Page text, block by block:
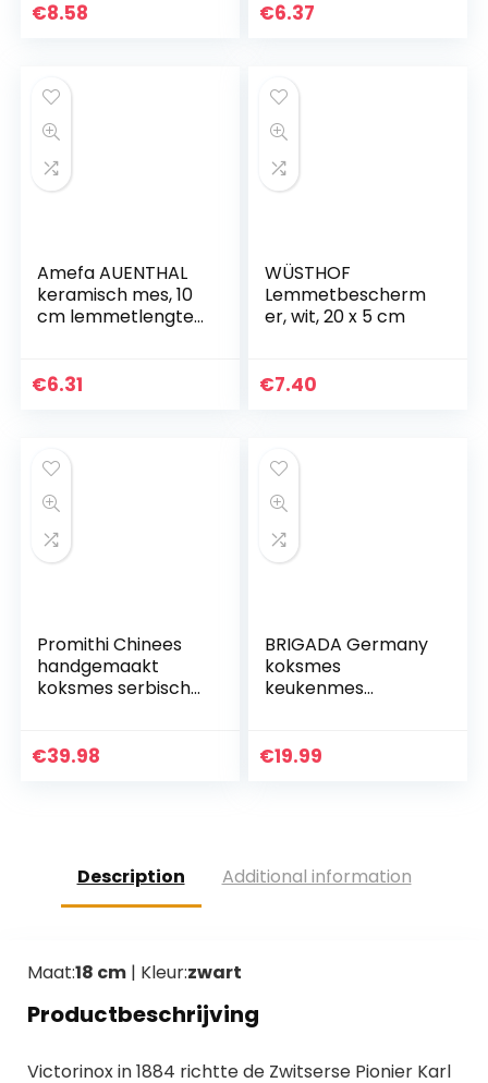
€8.58 €6.37
Amefa AUENTHAL
keramisch mes, 10
cm lemmetlengte,
scherp,
€6.31
WÜSTHOF
Lemmetbescherm
er, wit, 20 x 5 cm
€7.40
Promithi Chinees
handgemaakt
koksmes serbisch
santoku mes
€39.98
BRIGADA Germany
koksmes
keukenmes
roestvrij staal 20
€19.99
Description Additional information
Maat:18 cm| Kleur:zwart
Productbeschrijving
Victorinox in 1884 richtte de Zwitserse Pionier Karl